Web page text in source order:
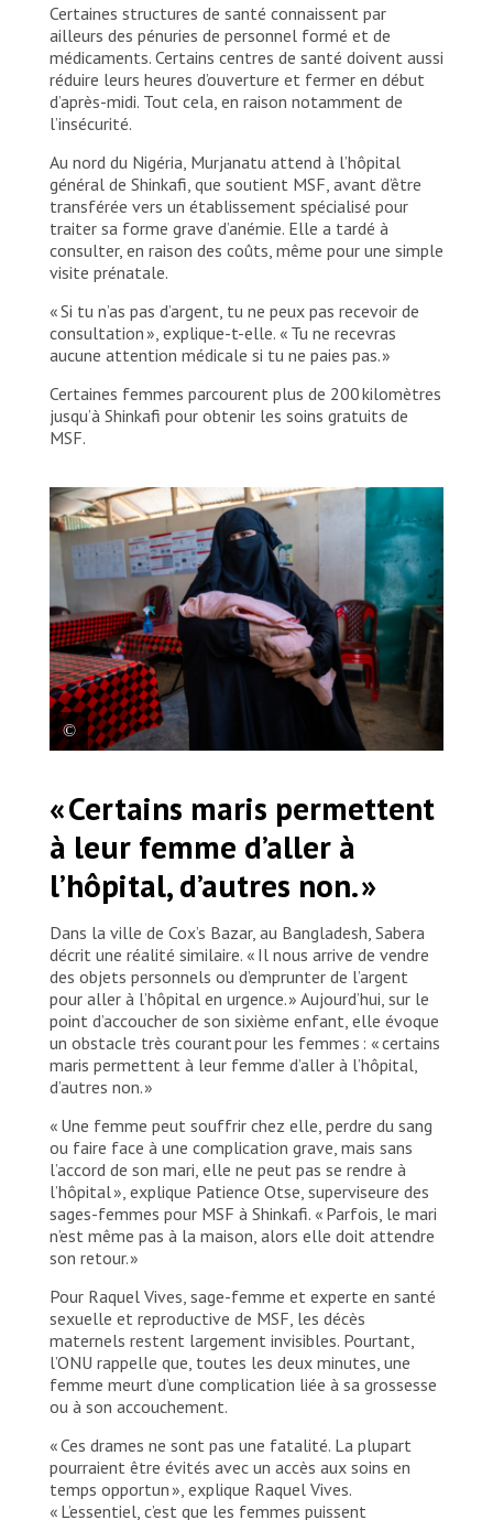
Certaines structures de santé connaissent par
ailleurs des pénuries de personnel formé et de
médicaments. Certains centres de santé doivent aussi
réduire leurs heures d’ouverture et fermer en début
d’après-midi. Tout cela, en raison notamment de
l’insécurité.
Au nord du Nigéria, Murjanatu attend à l’hôpital
général de Shinkafi, que soutient MSF, avant d’être
transférée vers un établissement spécialisé pour
traiter sa forme grave d’anémie. Elle a tardé à
consulter, en raison des coûts, même pour une simple
visite prénatale.
« Si tu n’as pas d’argent, tu ne peux pas recevoir de
consultation », explique-t-elle. « Tu ne recevras
aucune attention médicale si tu ne paies pas. »
Certaines femmes parcourent plus de 200 kilomètres
jusqu’à Shinkafi pour obtenir les soins gratuits de
MSF.
tient son bébé dans ses bras à l’hôpital mère-enfant
de Goyalmara. Hazera y a accouché sans encombre
et va pouvoir rentrer chez elle avec son bébé.
Bangladesh, 2025. © Saikat Mojumder
« Certains maris permettent
à leur femme d’aller à
l’hôpital, d’autres non. »
Dans la ville de Cox’s Bazar, au Bangladesh, Sabera
décrit une réalité similaire. « Il nous arrive de vendre
des objets personnels ou d’emprunter de l’argent
pour aller à l’hôpital en urgence. » Aujourd’hui, sur le
point d’accoucher de son sixième enfant, elle évoque
un obstacle très courant pour les femmes : « certains
maris permettent à leur femme d’aller à l’hôpital,
d’autres non. »
« Une femme peut souffrir chez elle, perdre du sang
ou faire face à une complication grave, mais sans
l’accord de son mari, elle ne peut pas se rendre à
l’hôpital », explique Patience Otse, superviseure des
sages-femmes pour MSF à Shinkafi. « Parfois, le mari
n’est même pas à la maison, alors elle doit attendre
son retour. »
Pour Raquel Vives, sage-femme et experte en santé
sexuelle et reproductive de MSF, les décès
maternels restent largement invisibles. Pourtant,
l’ONU rappelle que, toutes les deux minutes, une
femme meurt d’une complication liée à sa grossesse
ou à son accouchement.
« Ces drames ne sont pas une fatalité. La plupart
pourraient être évités avec un accès aux soins en
temps opportun », explique Raquel Vives.
« L’essentiel, c’est que les femmes puissent